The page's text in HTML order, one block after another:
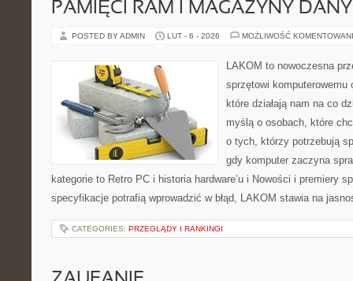
PAMIĘCI RAM I MAGAZYNY
POSTED BY ADMIN LUT - 6 - 2026 MOŻLIWOŚĆ
LAKOM to nowoczesna
sprzętowi komputerowemu
które działają nam na co
myślą o osobach, które
o tych, którzy potrzebują
gdy komputer zaczyna
kategorie to Retro PC i historia hardware’u i Nowości i premiery
specyfikacje potrafią wprowadzić w błąd, LAKOM stawia na
CATEGORIES: PRZEGLĄDY I RANKINGI